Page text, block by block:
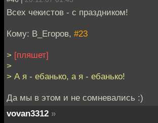
Всех чекистов - с праздником!
Кому: В_Егоров, #23
> [пляшет]
>
> А я - ебанько, а я - ебанько!
Да мы в этом и не сомневались :)
vovan3312 »